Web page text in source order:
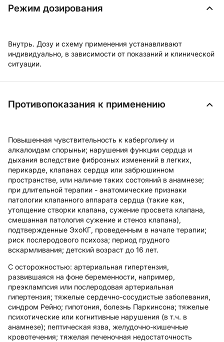
Режим дозирования
Внутрь. Дозу и схему применения устанавливают
индивидуально, в зависимости от показаний и клинической
ситуации.
Противопоказания к применению
Повышенная чувствительность к каберголину и
алкалоидам спорыньи; нарушения функции сердца и
дыхания вследствие фиброзных изменений в легких,
перикарде, клапанах сердца или забрюшинном
пространстве, или наличие таких состояний в анамнезе;
при длительной терапии - анатомические признаки
патологии клапанного аппарата сердца (такие как,
утолщение створки клапана, сужение просвета клапана,
смешанная патология сужение и стеноз клапана),
подтвержденные ЭхоКГ, проведенным в начале терапии;
риск послеродового психоза; период грудного
вскармливания; детский возраст до 16 лет.
С осторожностью: артериальная гипертензия,
развившаяся на фоне беременности, например,
преэклампсия или послеродовая артериальная
гипертензия; тяжелые сердечно-сосудистые заболевания,
синдром Рейно; гипотония, болезнь Паркинсона; тяжелые
психотические или когнитивные нарушения (в т.ч. в
анамнезе); пептическая язва, желудочно-кишечные
кровотечения; тяжелая печеночная недостаточность